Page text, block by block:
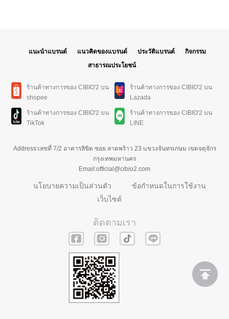
แนะนำแบรนด์ แนวคิดของแบรนด์ ประวัติแบรนด์
กิจกรรม
สาธารณประโยชน์
ร้านค้าทางการของ CIBIO'2 บน
shopee
ร้านค้าทางการของ CIBIO'2 บน
Lazada
ร้านค้าทางการของ CIBIO'2 บน
TikTok
ร้านค้าทางการของ CIBIO'2 บน
LINE
Address:เลขที่ 7/2 อาคารลิขิต ซอย ลาดพร้าว 23 แขวงจันทรเกษม เขตจตุจักร
กรุงเทพมหานคร
Email:official@cibio2.com
นโยบายความเป็นส่วนตัว
ข้อกำหนดในการใช้งาน
เว็บไซต์
ติดตามเรา